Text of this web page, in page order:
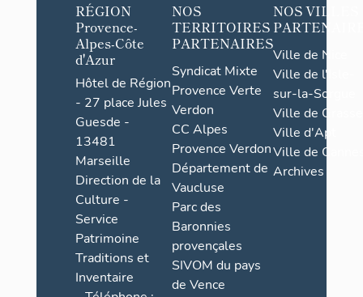
RÉGION
Provence-
Alpes-Côte
d'Azur
Hôtel de Région
- 27 place Jules
Guesde -
13481
Marseille
Direction de la
Culture -
Service
Patrimoine
Traditions et
Inventaire
NOS
TERRITOIRES
PARTENAIRES
Syndicat Mixte
Provence Verte
Verdon
CC Alpes
Provence Verdon
Département de
Vaucluse
Parc des
Baronnies
provençales
SIVOM du pays
de Vence
NOS VILLES
Ville de Nice
Ville de l'Isle-
sur-la-Sorgue
Ville de Grasse
Ville d'Apt
Ville de
Archives